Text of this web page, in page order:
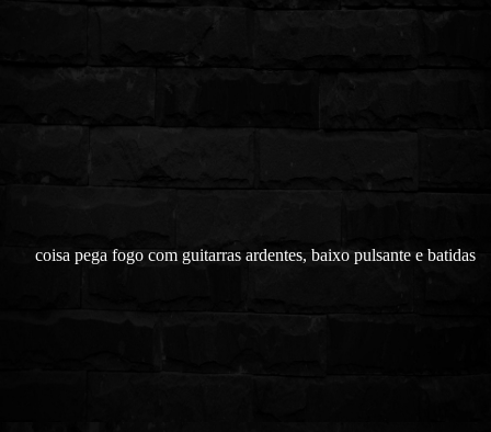
coisa pega fogo com guitarras ardentes, baixo pulsante e batidas